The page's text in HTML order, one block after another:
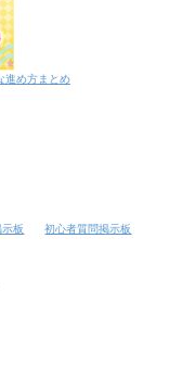
進め方まとめ
板 初心者質問掲示板